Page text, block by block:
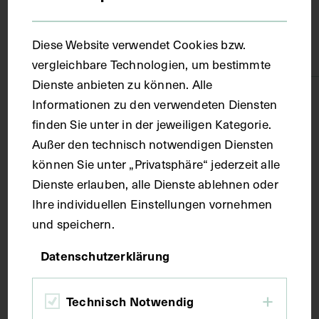
Papier
Technik
Handschrift
Maße
Diese Website verwendet Cookies bzw.
vergleichbare Technologien, um bestimmte
Dienste anbieten zu können. Alle
Informationen zu den verwendeten Diensten
finden Sie unter in der jeweiligen Kategorie.
Außer den technisch notwendigen Diensten
können Sie unter „Privatsphäre“ jederzeit alle
Dienste erlauben, alle Dienste ablehnen oder
Ihre individuellen Einstellungen vornehmen
und speichern.
Datenschutzerklärung
Technisch Notwendig